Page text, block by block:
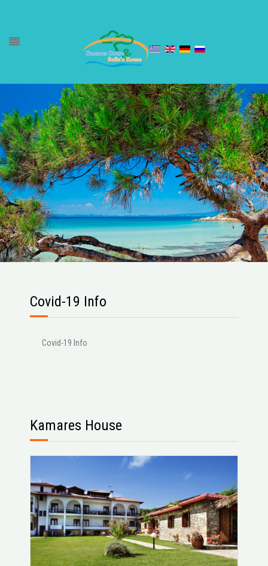
Covid-19 Info
Covid-19 Info
Kamares House